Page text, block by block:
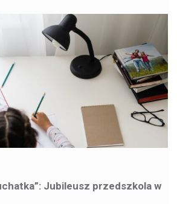
Jubileusz przedszkola w